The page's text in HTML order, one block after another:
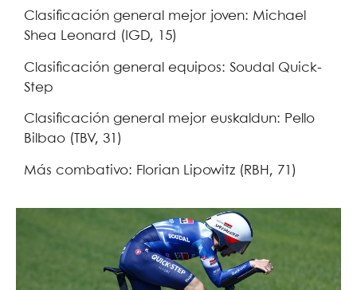
Clasificación general mejor joven: Michael
Shea Leonard (IGD, 15)
Clasificación general equipos: Soudal Quick-
Step
Clasificación general mejor euskaldun: Pello
Bilbao (TBV, 31)
Más combativo: Florian Lipowitz (RBH, 71)